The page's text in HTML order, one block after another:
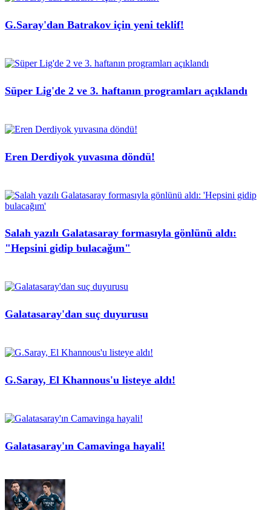
G.Saray'dan Batrakov için yeni teklif!
Süper Lig'de 2 ve 3. haftanın programları açıklandı
Eren Derdiyok yuvasına döndü!
Salah yazılı Galatasaray formasıyla gönlünü aldı:
"Hepsini gidip bulacağım"
Galatasaray'dan suç duyurusu
G.Saray, El Khannous'u listeye aldı!
Galatasaray'ın Camavinga hayali!